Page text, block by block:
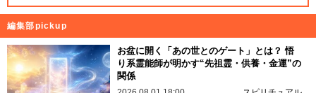
編集部pickup
お盆に開く「あの世とのゲート」とは？ 悟
り系霊能師が明かす“先祖霊・供養・金運”の
関係